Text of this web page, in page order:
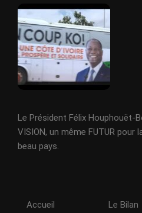
Le Président Félix Houphouët-
VISION, un même FUTUR pour
beau pays.
Accueil
Le Bilan